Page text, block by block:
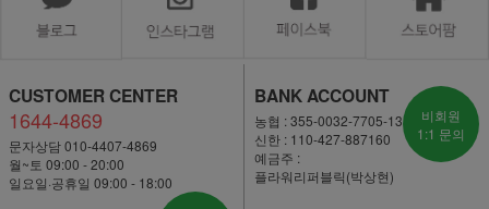
CUSTOMER CENTER
1644-4869
문자상담 010-4407-4869
월~토 09:00 - 20:00
일요일·공휴일 09:00 - 18:00
BANK ACCOUNT
농협 : 355-0032-7705-13
신한 : 110-427-887160
예금주 :
플라워리퍼블릭(박상현)
비회원
1:1 문의